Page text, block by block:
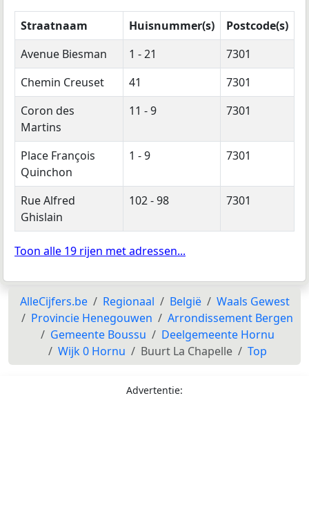
Straatnaam Huisnummer(s)
Postcode(s)
Avenue Biesman
1 - 21
7301
Chemin Creuset
41
7301
Coron des
Martins
11 - 9 7301
Place François
Quinchon
1 - 9 7301
Rue Alfred
Ghislain
102 - 98 7301
Toon alle 19 rijen met adressen...
AlleCijfers.be Regionaal België
Waals Gewest
Provincie Henegouwen
Arrondissement Bergen
Gemeente Boussu
Deelgemeente Hornu
Wijk 0 Hornu
Buurt La Chapelle Top
Advertentie: